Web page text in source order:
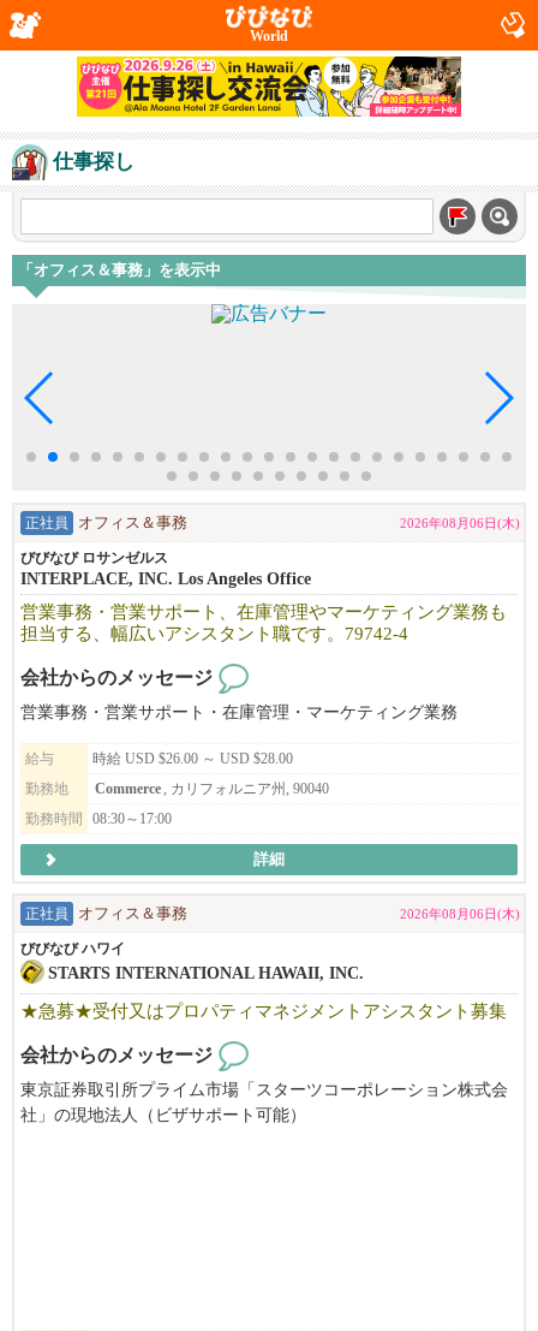
World
仕事探し
「オフィス＆事務」を表示中
正社員 オフィス＆事務 2026年08月06日(木)
びびなび ロサンゼルス
INTERPLACE, INC. Los Angeles Office
営業事務・営業サポート、在庫管理やマーケティング業務も
担当する、幅広いアシスタント職です。79742-4
会社からのメッセージ
営業事務・営業サポート・在庫管理・マーケティング業務
給与
時給 USD $26.00 ～ USD $28.00
勤務地
Commerce, カリフォルニア州, 90040
勤務時間
08:30～17:00
詳細
正社員 オフィス＆事務 2026年08月06日(木)
びびなび ハワイ
STARTS INTERNATIONAL HAWAII, INC.
★急募★受付又はプロパティマネジメントアシスタント募集
会社からのメッセージ
東京証券取引所プライム市場「スターツコーポレーション株式会
社」の現地法人（ビザサポート可能）